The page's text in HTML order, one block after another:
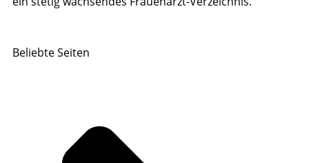
Beliebte Seiten